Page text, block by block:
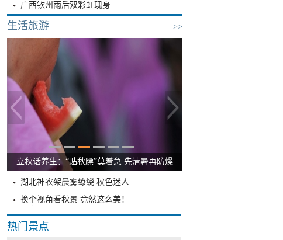
广西钦州雨后双彩虹现身
>>
生活旅游
立秋话养生：“贴秋膘”莫着急 先清暑再防燥
湖北神农架晨雾缭绕 秋色迷人
换个视角看秋景 竟然这么美！
热门景点